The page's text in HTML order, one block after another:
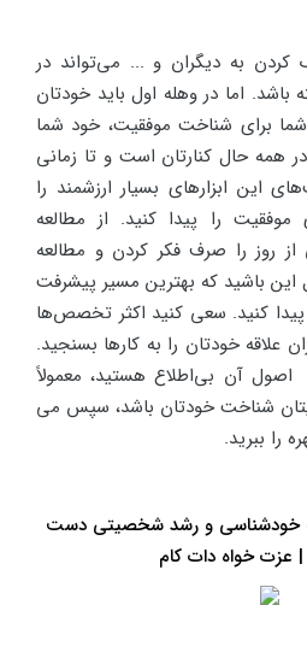
به دیگران و ... می‌تواند در
باشد. اما در وهله اول باید خودتان
شما برای شناخت موفقیت، خود شما
حال کنارتان است و تا زمانی
این ابزارهای بسیار ارزشمند را
موفقیت را پیدا کنید. از مطالعه
از روز را صرف فکر کردن و مطالعه
این باشید که بهترین مسیر پیشرفت
پیدا کنید. سعی کنید اکثر تخصص‌ها
علاقه خودتان را به کارها بسنجید.
اصول آن بی‌اطلاع هستید، معمولاً
شناخت خودتان باشد، سپس می
را ببرید.
خودشناسی و رشد شخصیتی دست
| عزت خواه دات کام